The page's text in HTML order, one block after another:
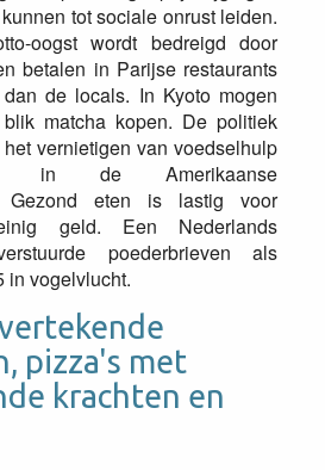
tot sociale onrust leiden.
oogst wordt bedreigd door
betalen in Parijse restaurants
de locals. In Kyoto mogen
matcha kopen. De politiek
vernietigen van voedselhulp
in de Amerikaanse
Gezond eten is lastig voor
geld. Een Nederlands
poederbrieven als
in vogelvlucht.
pizza's met
krachten en